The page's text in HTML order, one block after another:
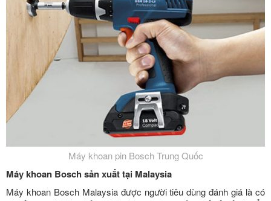
Máy khoan pin Bosch Trung Quốc
Máy khoan Bosch sản xuất tại Malaysia
Máy khoan Bosch Malaysia được người tiêu dùng đánh giá là có